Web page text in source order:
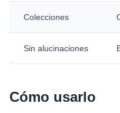
Colecciones
Sin alucinaciones
Cómo usarlo